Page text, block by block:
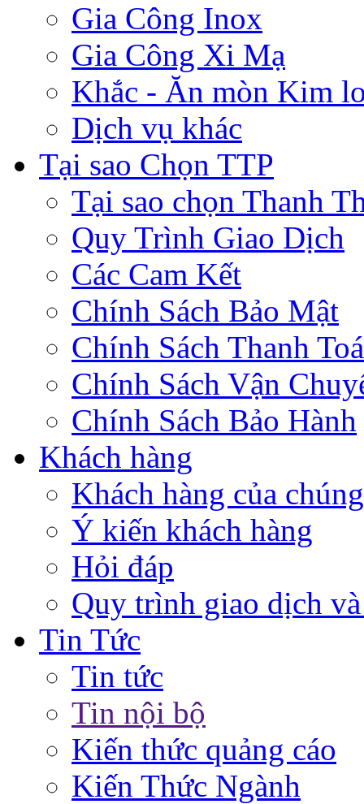
Gia Công Inox
Gia Công Xi Mạ
Khắc - Ăn mòn Kim
Dịch vụ khác
Tại sao Chọn TTP
Tại sao chọn Thanh
Quy Trình Giao Dịch
Các Cam Kết
Chính Sách Bảo Mật
Chính Sách Thanh
Chính Sách Vận
Chính Sách Bảo Hành
Khách hàng
Khách hàng của
Ý kiến khách hàng
Hỏi đáp
Quy trình giao dịch
Tin Tức
Tin tức
Tin nội bộ
Kiến thức quảng cáo
Kiến Thức Ngành